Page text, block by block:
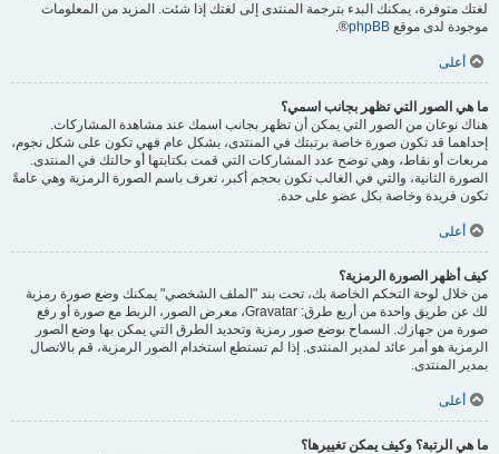
لغتك متوفرة، يمكنك البدء بترجمة المنتدى إلى لغتك إذا شئت. المزيد من المعلومات
موجودة لدى موقع phpBB
®.
أعلى
ما هي الصور التي تظهر بجانب اسمي؟
هناك نوعان من الصور التي يمكن أن تظهر بجانب اسمك عند مشاهدة المشاركات.
إحداهما قد تكون صورة خاصة برتبتك في المنتدى، بشكل عام فهي تكون على شكل نجوم،
مربعات أو نقاط، وهي توضح عدد المشاركات التي قمت بكتابتها أو حالتك في المنتدى.
الصورة الثانية، والتي في الغالب تكون بحجم أكبر، تعرف باسم الصورة الرمزية وهي عامةً
تكون فريدة وخاصة بكل عضو على حدة.
أعلى
كيف أظهر الصورة الرمزية؟
من خلال لوحة التحكم الخاصة بك، تحت بند "الملف الشخصي" يمكنك وضع صورة رمزية
لك عن طريق واحدة من أربع طرق: Gravatar، معرض الصور، الربط مع صورة أو رفع
صورة من جهازك. السماح بوضع صور رمزية وتحديد الطرق التي يمكن بها وضع الصور
الرمزية هو أمر عائد لمدير المنتدى. إذا لم تستطع استخدام الصور الرمزية، قم بالاتصال
بمدير المنتدى.
أعلى
ما هي الرتبة؟ وكيف يمكن تغييرها؟